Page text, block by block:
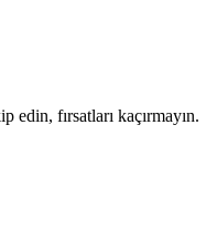
edin, fırsatları kaçırmayın.